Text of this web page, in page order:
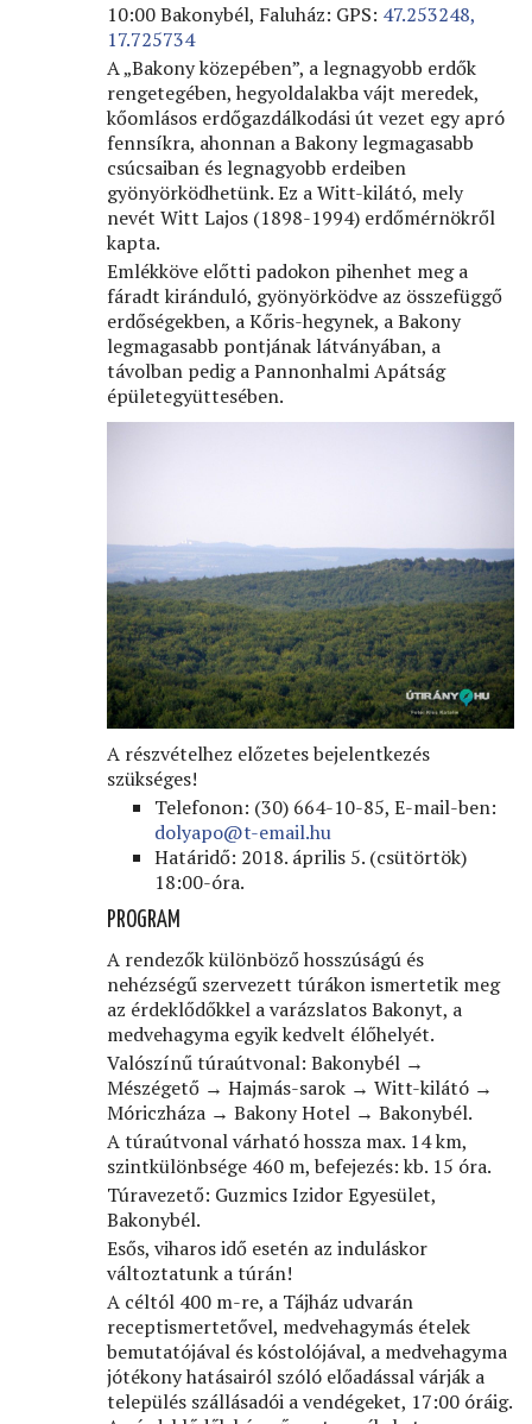
10:00 Bakonybél, Faluház: GPS: 47.253248,
17.725734
A „Bakony közepében”, a legnagyobb erdők
rengetegében, hegyoldalakba vájt meredek,
kőomlásos erdőgazdálkodási út vezet egy apró
fennsíkra, ahonnan a Bakony legmagasabb
csúcsaiban és legnagyobb erdeiben
gyönyörködhetünk. Ez a Witt-kilátó, mely
nevét Witt Lajos (1898-1994) erdőmérnökről
kapta.
Emlékköve előtti padokon pihenhet meg a
fáradt kiránduló, gyönyörködve az összefüggő
erdőségekben, a Kőris-hegynek, a Bakony
legmagasabb pontjának látványában, a
távolban pedig a Pannonhalmi Apátság
épületegyüttesében.
A részvételhez előzetes bejelentkezés
szükséges!
Telefonon: (30) 664-10-85, E-mail-ben:
dolyapo@t-email.hu
Határidő: 2018. április 5. (csütörtök)
18:00-óra.
PROGRAM
A rendezők különböző hosszúságú és
nehézségű szervezett túrákon ismertetik meg
az érdeklődőkkel a varázslatos Bakonyt, a
medvehagyma egyik kedvelt élőhelyét.
Valószínű túraútvonal: Bakonybél →
Mészégető → Hajmás-sarok → Witt-kilátó →
Móriczháza → Bakony Hotel → Bakonybél.
A túraútvonal várható hossza max. 14 km,
szintkülönbsége 460 m, befejezés: kb. 15 óra.
Túravezető: Guzmics Izidor Egyesület,
Bakonybél.
Esős, viharos idő esetén az induláskor
változtatunk a túrán!
A céltól 400 m-re, a Tájház udvarán
receptismertetővel, medvehagymás ételek
bemutatójával és kóstolójával, a medvehagyma
jótékony hatásairól szóló előadással várják a
település szállásadói a vendégeket, 17:00 óráig.